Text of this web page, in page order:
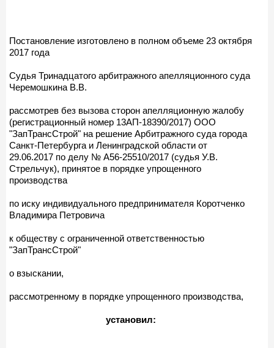
Постановление изготовлено в полном объеме 23 октября
2017 года
Судья Тринадцатого арбитражного апелляционного суда
Черемошкина В.В.
рассмотрев без вызова сторон апелляционную жалобу
(регистрационный номер 13АП-18390/2017) ООО
"ЗапТрансСтрой" на решение Арбитражного суда города
Санкт-Петербурга и Ленинградской области от
29.06.2017 по делу № А56-25510/2017 (судья У.В.
Стрельчук), принятое в порядке упрощенного
производства
по иску индивидуального предпринимателя Коротченко
Владимира Петровича
к обществу с ограниченной ответственностью
"ЗапТрансСтрой"
о взыскании,
рассмотренному в порядке упрощенного производства,
установил: